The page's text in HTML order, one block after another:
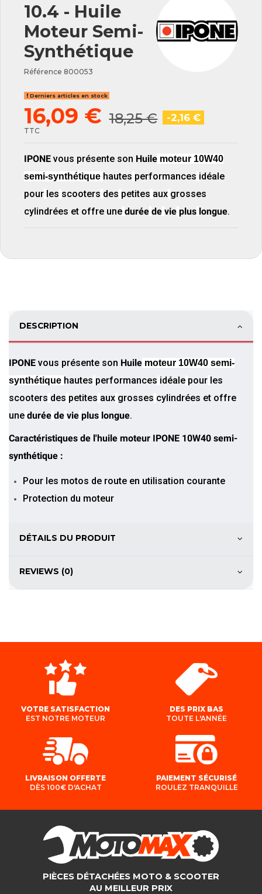
10.4 - Huile
Moteur Semi-
Synthétique
Référence 800053
Derniers articles en stock
16,09 € 18,25 € -2,16 €
TTC
IPONE vous présente son Huile moteur 10W40
semi-synthétique hautes performances idéale
pour les scooters des petites aux grosses
cylindrées et offre une durée de vie plus longue.
DESCRIPTION
IPONE vous présente son Huile moteur 10W40 semi-
synthétique hautes performances idéale pour les
scooters des petites aux grosses cylindrées et offre
une durée de vie plus longue.
Caractéristiques de l'huile moteur IPONE 10W40 semi-
synthétique :
Pour les motos de route en utilisation courante
Protection du moteur
DÉTAILS DU PRODUIT
REVIEWS (0)
VOTRE SATISFACTION
EST NOTRE MOTEUR
DES PRIX BAS
TOUTE L'ANNÉE
LIVRAISON OFFERTE
DÈS 100€ D'ACHAT
PAIEMENT SÉCURISÉ
ROULEZ TRANQUILLE
PIÈCES DÉTACHÉES MOTO & SCOOTER
AU MEILLEUR PRIX